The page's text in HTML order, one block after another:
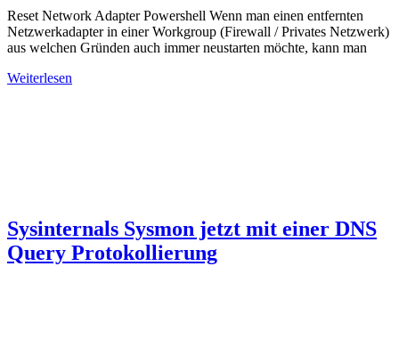
Reset Network Adapter Powershell Wenn man einen entfernten
Netzwerkadapter in einer Workgroup (Firewall / Privates Netzwerk)
aus welchen Gründen auch immer neustarten möchte, kann man
Weiterlesen
Sysinternals Sysmon jetzt mit einer DNS
Query Protokollierung